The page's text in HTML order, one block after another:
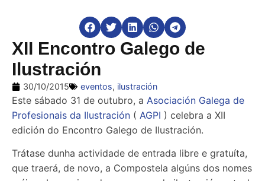
XII Encontro Galego de
Ilustración
30/10/2015 eventos, ilustración
Este sábado 31 de outubro, a Asociación Galega de
Profesionais da Ilustración ( AGPI ) celebra a XII
edición do Encontro Galego de Ilustración.
Trátase dunha actividade de entrada libre e gratuíta,
que traerá, de novo, a Compostela algúns dos nomes